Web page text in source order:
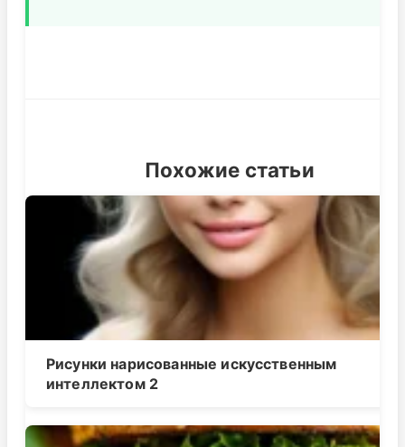
Похожие статьи
Рисунки нарисованные искусственным
интеллектом 2